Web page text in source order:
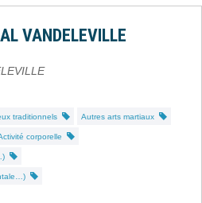
VANDELEVILLE
traditionnels Autres arts martiaux
corporelle